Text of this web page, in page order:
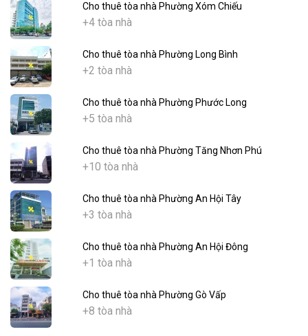
Cho thuê tòa nhà Phường Xóm Chiếu
+4 tòa nhà
Cho thuê tòa nhà Phường Long Bình
+2 tòa nhà
Cho thuê tòa nhà Phường Phước Long
+5 tòa nhà
Cho thuê tòa nhà Phường Tăng Nhơn Phú
+10 tòa nhà
Cho thuê tòa nhà Phường An Hội Tây
+3 tòa nhà
Cho thuê tòa nhà Phường An Hội Đông
+1 tòa nhà
Cho thuê tòa nhà Phường Gò Vấp
+8 tòa nhà